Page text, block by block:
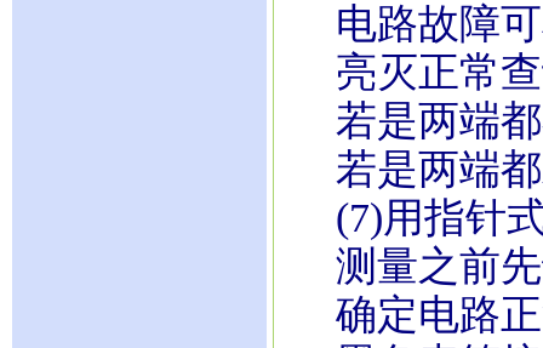
电路故障可
亮灭正常查
若是两端都
若是两端都
(7)用指针
测量之前先
确定电路正